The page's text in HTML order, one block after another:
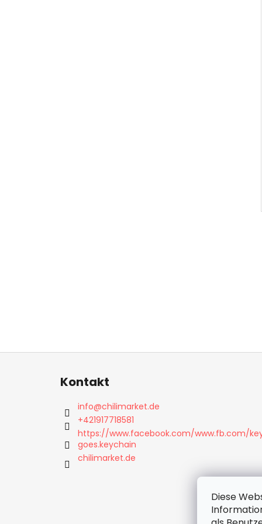
Diese
Kontakt
info@chilimarket.de
+421917718581
https://www.facebook.com/www.fb.com/
goes.keychain
chilimarket.de